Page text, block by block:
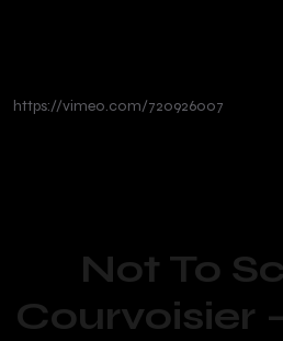
https://vimeo.com/720926007
Not To
Courvoisier